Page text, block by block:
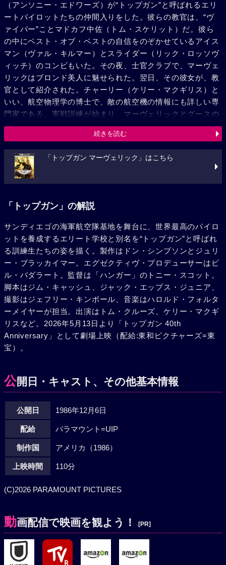
（アンソニー・エドワーズ）が“トップガン”と呼ばれるエリ
ートパイロットたちの仲間入りをした。彼らの教官は、“ヴ
ァイパー”ことマドカフ中佐（トム・スケリット）だ。彼ら
の中にベスト・オブ・ベストの自信をのぞかせているアイス
マン（ヴァル・キルマー）とスライダー（リック・ロッソヴ
ィッチ）のコンビもいた。その夜、士官クラブで、マーヴェ
リックはブロンド美人に魅せられた。翌日、その彼女が、教
官として紹介された。チャーリー（ケリー・マクギリス）と
いい、航空物理学の博士で、敵の航空機の情報にも詳しい専
門家である。実戦訓練が始まり、マーヴェリックとグースの
絶妙なコンビネーションが披露された。ある日チャーリーか
らデートに誘われ、喜び勇んで家を訪れたマーヴェリック
は、彼女の目的がミグの話だと判って落胆し、2人の仲は気
まずくなるが、やがて彼女が愛を告白し、2人は抱き合っ
た。トップガンのスケジュールも半分を消化したころ、アイ
スマンはマーヴェリックの無謀さを批難し忠告した。そんな
ョックを受けたマーヴェリックは、チャーリーの慰めにもか
かわらず落ち込み、新しくコンビを組んだサンダウン（クラ
レンス・ギルヤード・ジュニア）とも息が合わなかった。ト
ップガンを去ろうとするマーヴェリック。一方昇進による新
しい職場がワシントンに決まったチャーリーが、必要ならば
自分もここに残るとマーヴェリックに告白するが、彼は何も
答えなかった。卒業式。首席はアイスマンだった。祝賀パー
ティの最中、突如、出動命令が下った。米国の情報収集船が
危機にさらされているという。“トップガン”たちはインド洋
上へと向かった。ウルフマン機がやられ、アイスマン機が孤
立した。ミグを相手に本領を発揮するマーヴェリック。遂に
彼はアイスマンを助けた。帰還し歓声で迎えられた2人は抱
して来たのだった。
続きを読む
「トップガン マーヴェリック」はこちら
「トップガン」の解説
サンディエゴの海軍航空隊基地を舞台に、世界最高のパイロ
ットを養成するエリート学校と別名を“トップガン”と呼ばれ
る訓練生たちの姿を描く。製作はドン・シンプソンとジュリ
ー・ブラッカイマー。エグゼクティヴ・プロデューサーはビ
ル・バダラート。監督は「ハンガー」のトニー・スコット。
脚本はジム・キャッシュ、ジャック・エップス・ジュニア、
撮影はジェフリー・キンボール、音楽はハロルド・フォルタ
ーメイヤーが担当。出演はトム・クルーズ、ケリー・マクギ
リスなど。2026年5月13日より「トップガン 40th
Anniversary」として劇場上映（配給:東和ピクチャーズ=東
宝）。
公開日・キャスト、その他基本情報
公開日 1986年12月6日
配給 パラマウント=UIP
制作国 アメリカ（1986）
上映時間 110分
(C)2026 PARAMOUNT PICTURES
動画配信で映画を観よう！ [PR]